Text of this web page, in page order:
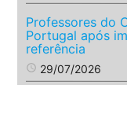
Professores do
Portugal após
referência
access_time 29/07/2026